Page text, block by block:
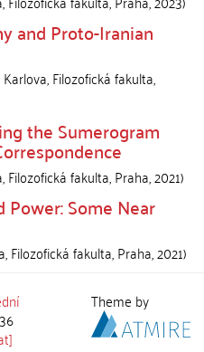
and Proto-Iranian
Filozofická fakulta,
the Sumerogram
Filozofická fakulta,Praha,2021)
Power: Some Near
Filozofická fakulta,Praha,2021)
Theme by